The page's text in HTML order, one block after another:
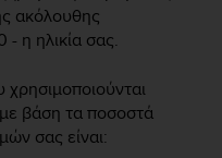
ακόλουθης
η ηλικία σας.
βάση τα ποσοστά
σας είναι: